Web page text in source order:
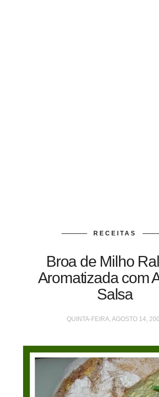
RECEITAS
Broa de Milho
Aromatizada com
Salsa
QUINTA-FEIRA, AGOSTO 14,